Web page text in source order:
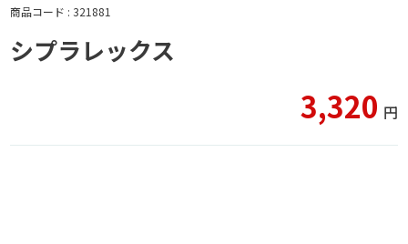
商品コード : 321881
シプラレックス
3,320 円